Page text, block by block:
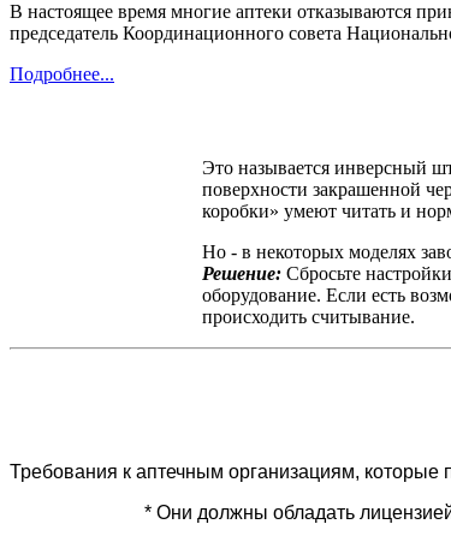
В настоящее время многие аптеки отказываются
председатель Координационного совета
Подробнее...
Это называется инверсный
поверхности закрашенной
коробки» умеют читать и
Но - в некоторых моделях
Решение: Сбросьте
оборудование. Если есть
происходить считывание.
Требования к аптечным организациям, которые
* Они должны обладать